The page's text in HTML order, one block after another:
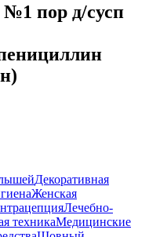
пор д/сусп
Декоративная
Женская
Лечебно-
техникаМедицинские